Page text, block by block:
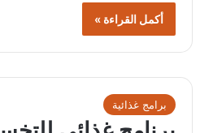
أكمل القراءة »
برامج غذائية